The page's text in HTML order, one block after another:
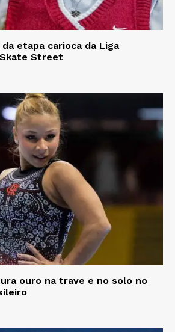
da etapa carioca da Liga
Street
ouro na trave e no solo no